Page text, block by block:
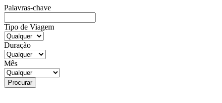
Palavras-chave
Tipo de Viagem
Duração
Mês